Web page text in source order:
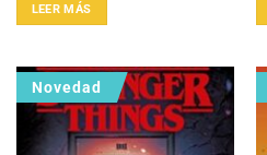
LEER MÁS
Novedad